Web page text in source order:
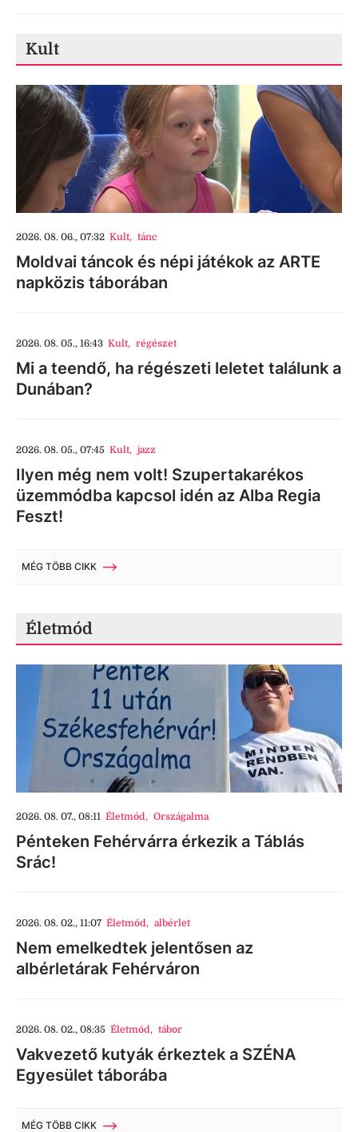
Kult
2026. 08. 06., 07:32 Kult, tánc
Moldvai táncok és népi játékok az ARTE
napközis táborában
2026. 08. 05., 16:43 Kult, régészet
Mi a teendő, ha régészeti leletet találunk a
Dunában?
2026. 08. 05., 07:45 Kult, jazz
Ilyen még nem volt! Szupertakarékos
üzemmódba kapcsol idén az Alba Regia
Feszt!
MÉG TÖBB CIKK
Életmód
2026. 08. 07., 08:11 Életmód, Országalma
Pénteken Fehérvárra érkezik a Táblás
Srác!
2026. 08. 02., 11:07 Életmód, albérlet
Nem emelkedtek jelentősen az
albérletárak Fehérváron
2026. 08. 02., 08:35 Életmód, tábor
Vakvezető kutyák érkeztek a SZÉNA
Egyesület táborába
MÉG TÖBB CIKK